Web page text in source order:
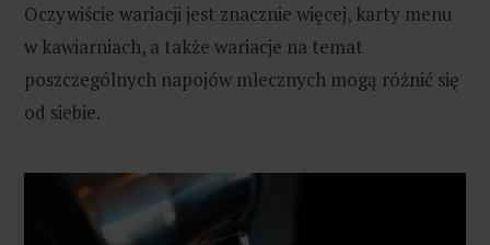
Oczywiście wariacji jest znacznie więcej, karty menu
w kawiarniach, a także wariacje na temat
poszczególnych napojów mlecznych mogą różnić się
od siebie.